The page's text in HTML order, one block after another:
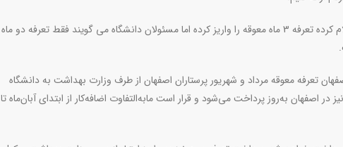
وی گفت: یکی از علل مشکلات این است که وزارت بهداشت اعلام کرده تعرفه 3 ماه معوقه را واریز کرده اما مسئولان دانشگاه می گویند فقط تعرفه دو ماه
تعرفه معوقه مرداد و شهریور پرستاران اصفهان از طرف وزارت بهداشت به دانشگاه
اصفهان به‌روز پرداخت می‌شود و قرار است مابه‌التفاوت اضافه‌کار از ابتدای آبان‌ماه تا